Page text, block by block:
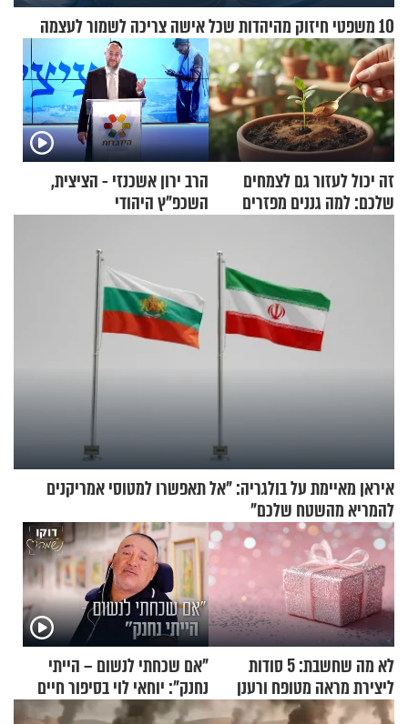
10 משפטי חיזוק מהיהדות שכל אישה צריכה לשמור לעצמה
זה יכול לעזור גם לצמחים
שלכם: למה גננים מפזרים
הרב ירון אשכנזי - הציצית,
השכפ"ץ היהודי
איראן מאיימת על בולגריה: "אל תאפשרו למטוסי אמריקנים
להמריא מהשטח שלכם"
לא מה שחשבת: 5 סודות
ליצירת מראה מטופח ורענן
"אם שכחתי לנשום – הייתי
נחנק": יוחאי לוי בסיפור חיים
מעורר השראה